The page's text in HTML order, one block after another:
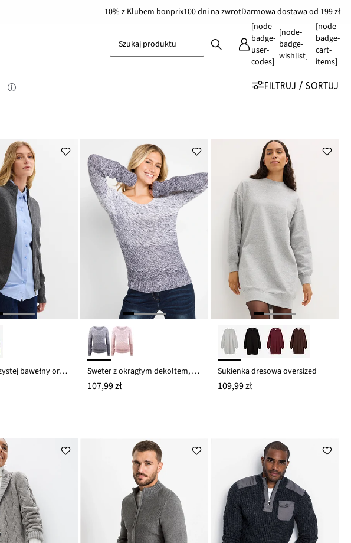
-10% z Klubem bonprix100 dni na zwrotDarmowa dostawa od 199 zł
Szukaj produktu
[node-
badge-
user-
codes]
[node-
badge-
wishlist]
[node-
badge-
cart-
items]
FILTRUJ / SORTUJ
Kardigan z czystej bawełny organicznej Sweter z okrągłym dekoltem, w cieniowanym kolorze, długi rękaw
107,99 zł
Sukienka dresowa oversized
109,99 zł